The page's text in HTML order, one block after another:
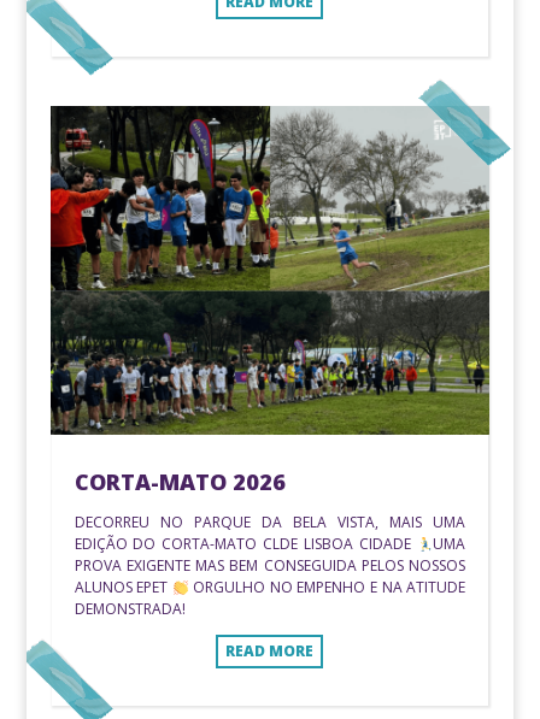
CORTA-MATO 2026
DECORREU NO PARQUE DA BELA VISTA, MAIS UMA
EDIÇÃO DO CORTA-MATO CLDE LISBOA CIDADE
UMA
PROVA EXIGENTE MAS BEM CONSEGUIDA PELOS NOSSOS
ALUNOS EPET
ORGULHO NO EMPENHO E NA ATITUDE
DEMONSTRADA!
READ MORE